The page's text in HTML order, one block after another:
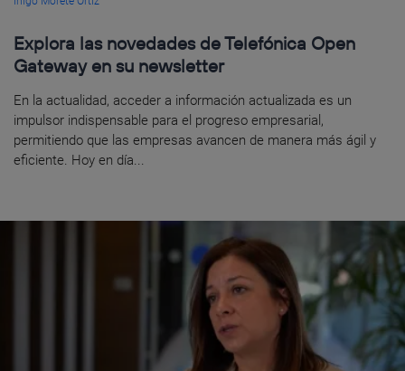
Explora las novedades de Telefónica Open
Gateway en su newsletter
En la actualidad, acceder a información actualizada es un
impulsor indispensable para el progreso empresarial,
permitiendo que las empresas avancen de manera más ágil y
eficiente. Hoy en día...